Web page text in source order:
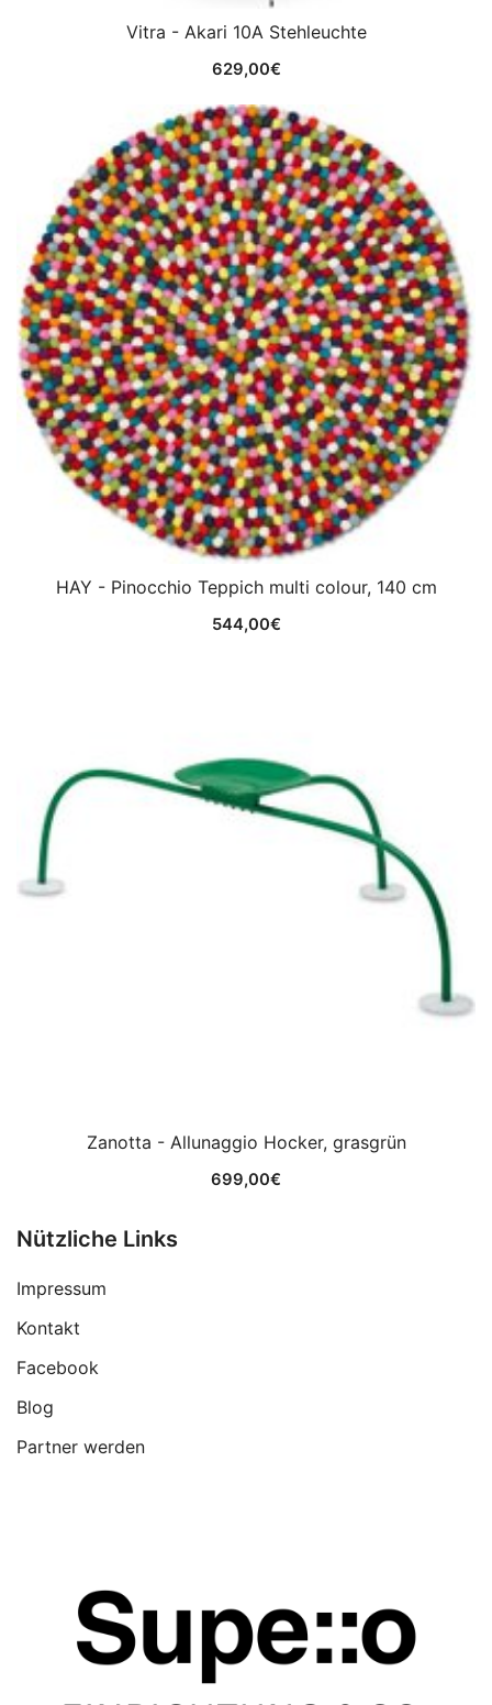
Vitra - Akari 10A Stehleuchte
629,00€
HAY - Pinocchio Teppich multi colour, 140 cm
544,00€
Zanotta - Allunaggio Hocker, grasgrün
699,00€
Nützliche Links
Impressum
Kontakt
Facebook
Blog
Partner werden